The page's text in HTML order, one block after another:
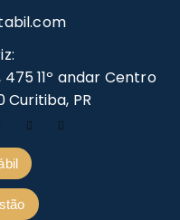
11º andar Centro
Curitiba, PR